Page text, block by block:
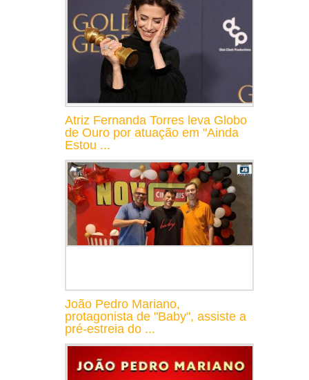
Atriz Fernanda Torres leva Globo
de Ouro por atuação em "Ainda
Estou ...
João Pedro Mariano,
protagonista de "Baby", assiste a
pré-estreia do ...